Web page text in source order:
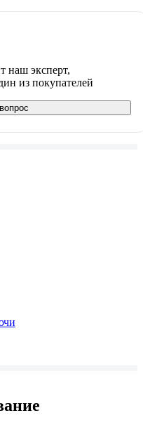
наш эксперт,
из покупателей